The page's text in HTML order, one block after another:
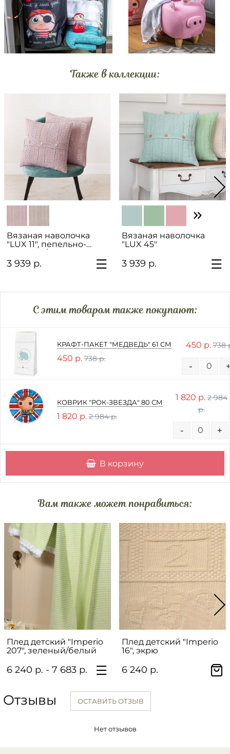
Также в коллекции:
Вязаная наволочка
"LUX 11", пепельно-
розовый/умбра
3 939 р.
Вязаная наволочка
"LUX 45"
3 939 р.
C этим товаром также покупают:
КРАФТ-ПАКЕТ "МЕДВЕДЬ" 61 СМ
450 р. 738 р.
450 р. 738
-
КОВРИК "РОК-ЗВЕЗДА" 80 СМ
1 820 р. 2 984 р.
1 820 р. 2 984
р.
- +
В корзину
Вам также может понравиться:
Плед детский "Imperio
207", зеленый/белый
6 240 р. - 7 683 р.
Плед детский "Imperio
16", экрю
6 240 р.
Отзывы ОСТАВИТЬ ОТЗЫВ
Нет отзывов